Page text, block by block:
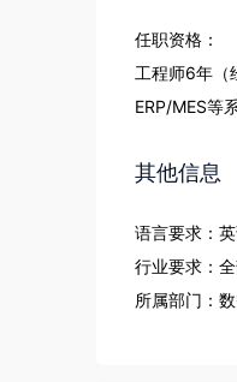
任职资格：
工程师6年（
ERP/MES等
其他信息
语言要求：
行业要求：
所属部门：